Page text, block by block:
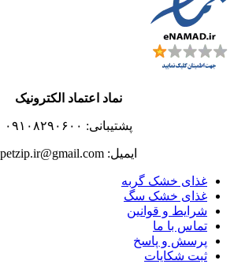
نماد اعتماد الکترونیک
پشتیبانی: ۰۹۱۰۸۲۹۰۶۰۰
ایمیل: petzip.ir@gmail.com
غذای خشک گربه
غذای خشک سگ
شرایط و قوانین
تماس با ما
پرسش و پاسخ
ثبت شکایات